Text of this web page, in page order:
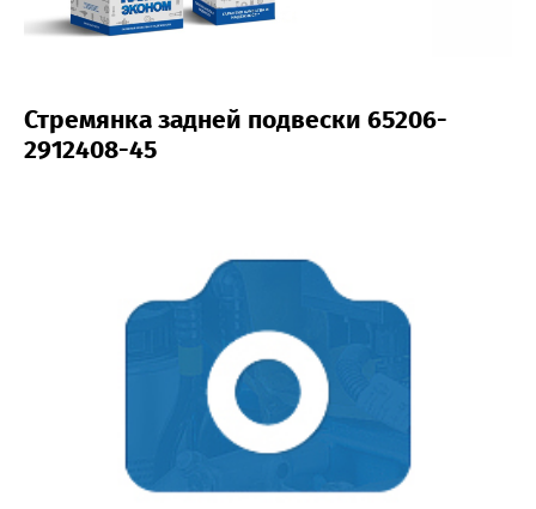
Стремянка задней подвески 65206-
2912408-45